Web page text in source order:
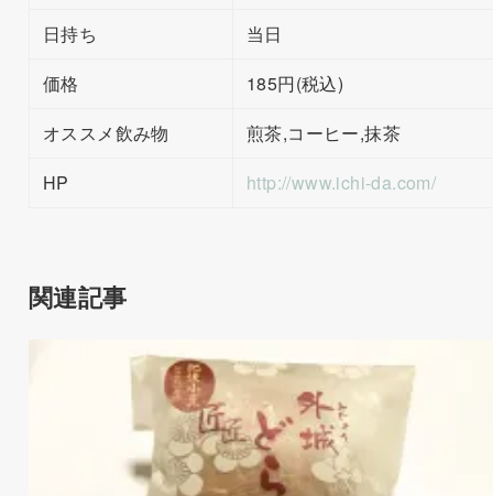
日持ち
当日
価格
185円(税込)
オススメ飲み物
煎茶,コーヒー,抹茶
HP
http://www.ichi-da.com/
関連記事